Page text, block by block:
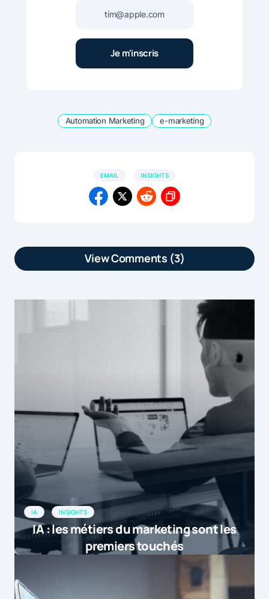
Automation Marketing e-marketing
EMAIL INSIGHTS
View Comments (3)
plus de 1800 professionnels de l’email
marketing dans le monde pour évaluer
[…] article Quels usages de l’email
marketing en 2015 ? est apparu en
premier sur […]
Quels usages de l’email marketing en 2015 ? | E-commerce
conseils
4 décembre 2015 at 18h38
[…] Etat de l’email Marketing en 2015
2015-12-28 admin […]
28 décembre 2015 at 20h29
IA INSIGHTS
IA : les métiers du marketing sont les
premiers touchés